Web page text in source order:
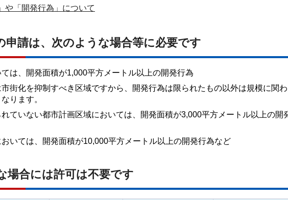
や「開発行為」について
申請は、次のような場合等に必要です
は、開発面積が1,000平方メートル以上の開発行為
街化を抑制すべき区域ですから、開発行為は限られたもの以外は規模に関
ります。
ていない都市計画区域においては、開発面積が3,000平方メートル以上の開
いては、開発面積が10,000平方メートル以上の開発行為など
場合には許可は不要です